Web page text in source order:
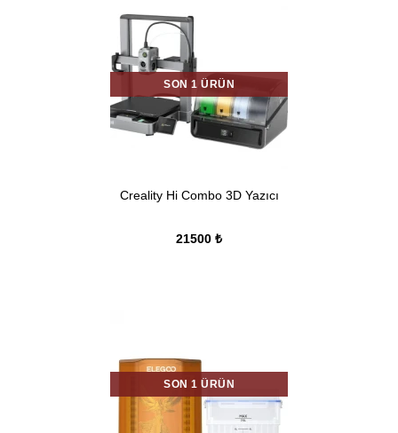
SON 1 ÜRÜN
Creality Hi Combo 3D Yazıcı
21500 ₺
SON 1 ÜRÜN